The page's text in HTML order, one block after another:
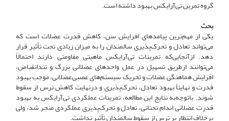
گروه تمرین تی‌آرایکس بهبود داشته است.
بحث
یکی از مهم‌ترین پیامدهای افزایش سن، کاهش قدرت عضلات است که
می‌تواند تعادل و تحرک‌پذیری سالمندان را به میزان زیادی تحت تأثیر قرار
دهد. ازآنجایی‌که تمرینات تی‌آرایکس ماهیتی مقاومتی دارند احتمالاً
می‌توانند از‌طریق تسهیل در عمل واحدهای عضلانی بزرگ و تند‌انقباض،
افزایش هماهنگی عضلات و تحریک سیستم‌های عصبی‌عضلانی، موجب بهبود
قدرت و نهایتاً بهبود تعادل، تحرک‌پذیری و درنهایت کاهش ترس از سقوط
شوند. با‌توجه‌به نتایج این مطالعه، تمرینات عملکردی تی‌آرایکس به بهبود
قدرت عضلانی اندام تحتانی، تعادل و تحرک‌پذیری عملکردی منجر شد، ولی
برخلاف انتظار بر ترس از سقوط سالمندان تأثیر نداشت.